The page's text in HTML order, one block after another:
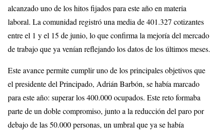
alcanzado uno de los hitos fijados para este año en materia
laboral. La comunidad registró una media de 401.327 cotizantes
entre el 1 y el 15 de junio, lo que confirma la mejoría del mercado
de trabajo que ya venían reflejando los datos de los últimos meses.
Este avance permite cumplir uno de los principales objetivos que
el presidente del Principado, Adrián Barbón, se había marcado
para este año: superar los 400.000 ocupados. Este reto formaba
parte de un doble compromiso, junto a la reducción del paro por
debajo de las 50.000 personas, un umbral que ya se había